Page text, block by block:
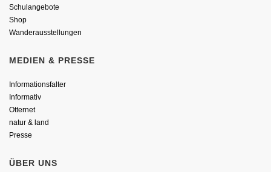
Schulangebote
Shop
Wanderausstellungen
MEDIEN & PRESSE
Informationsfalter
Informativ
Otternet
natur & land
Presse
ÜBER UNS